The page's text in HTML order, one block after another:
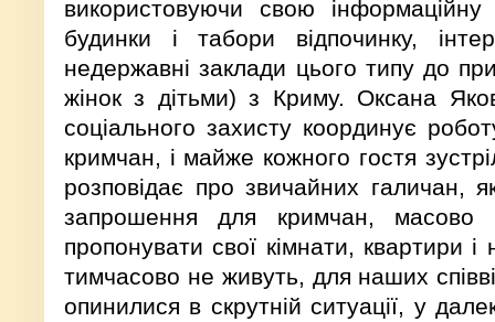
використовуючи свою інформаційну
будинки і табори відпочинку,
недержавні заклади цього типу до
жінок з дітьми) з Криму. Оксана
соціального захисту координує
кримчан, і майже кожного гостя
розповідає про звичайних галичан,
запрошення для кримчан, масово
пропонувати свої кімнати, квартири і
тимчасово не живуть, для наших
опинилися в скрутній ситуації, у